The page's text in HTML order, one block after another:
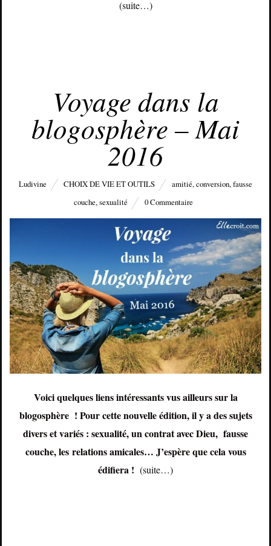
(suite…)
Voyage dans la
blogosphère – Mai
2016
Ludivine CHOIX DE VIE ET OUTILS amitié,conversion,fausse
couche,sexualité 0 Commentaire
Voici quelques liens intéressants vus ailleurs sur la
blogosphère ! Pour cette nouvelle édition, il y a des sujets
divers et variés : sexualité, un contrat avec Dieu, fausse
couche, les relations amicales… J’espère que cela vous
édifiera ! (suite…)